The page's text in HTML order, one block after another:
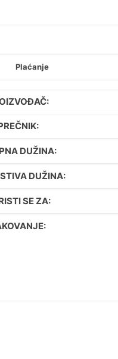
Plaćanje
DUŽINA:
DUŽINA:
SE ZA: